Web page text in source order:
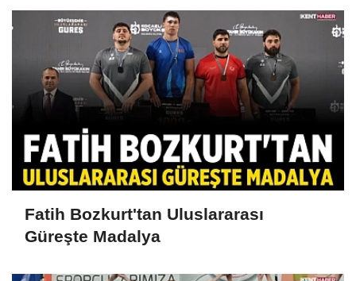
Fatih Bozkurt'tan Uluslararası
Güreşte Madalya